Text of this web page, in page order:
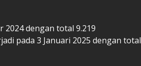
2024 dengan total 9.219
pada 3 Januari 2025 dengan total